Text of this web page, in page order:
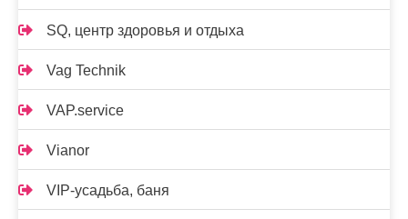
SQ, центр здоровья и отдыха
Vag Technik
VAP.service
Vianor
VIP-усадьба, баня